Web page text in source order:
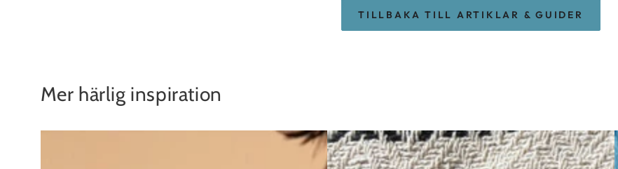
TILLBAKA TILL ARTIKLAR & GUIDER
Mer härlig inspiration